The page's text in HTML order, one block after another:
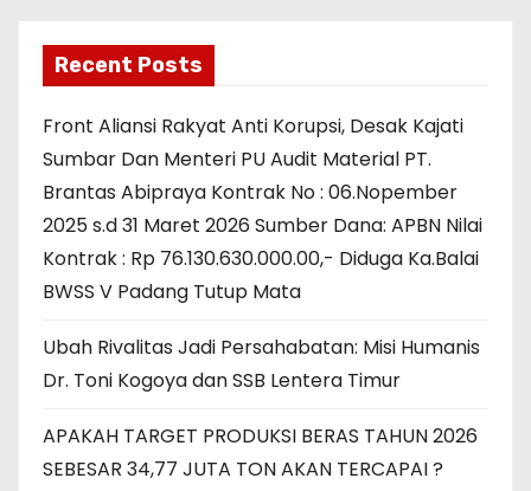
Recent Posts
Front Aliansi Rakyat Anti Korupsi, Desak Kajati
Sumbar Dan Menteri PU Audit Material PT.
Brantas Abipraya Kontrak No : 06.Nopember
2025 s.d 31 Maret 2026 Sumber Dana: APBN Nilai
Kontrak : Rp 76.130.630.000.00,- Diduga Ka.Balai
BWSS V Padang Tutup Mata
Ubah Rivalitas Jadi Persahabatan: Misi Humanis
Dr. Toni Kogoya dan SSB Lentera Timur
APAKAH TARGET PRODUKSI BERAS TAHUN 2026
SEBESAR 34,77 JUTA TON AKAN TERCAPAI ?